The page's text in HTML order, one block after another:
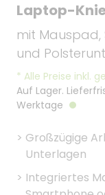
Laptop-
mit
und
* Alle Preise inkl.
Auf Lager.
Werktage
> Großzügige
Unterlagen
> Integriertes